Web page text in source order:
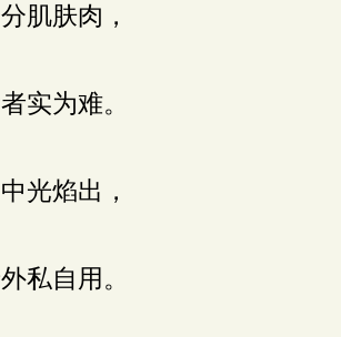
肌肤肉，
实为难。
光焰出，
私自用。